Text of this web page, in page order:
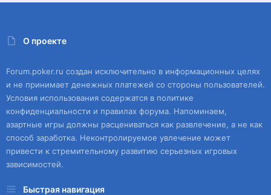
О проекте
Forum.poker.ru создан исключительно в информационных целях
и не принимает денежных платежей со стороны пользователей.
Условия использования содержатся в политике
конфиденциальности и правилах форума. Напоминаем,
азартные игры должны расцениваться как развлечение, а не как
способ заработка. Неконтролируемое увлечение может
привести к стремительному развитию серьезных игровых
зависимостей.
Быстрая навигация